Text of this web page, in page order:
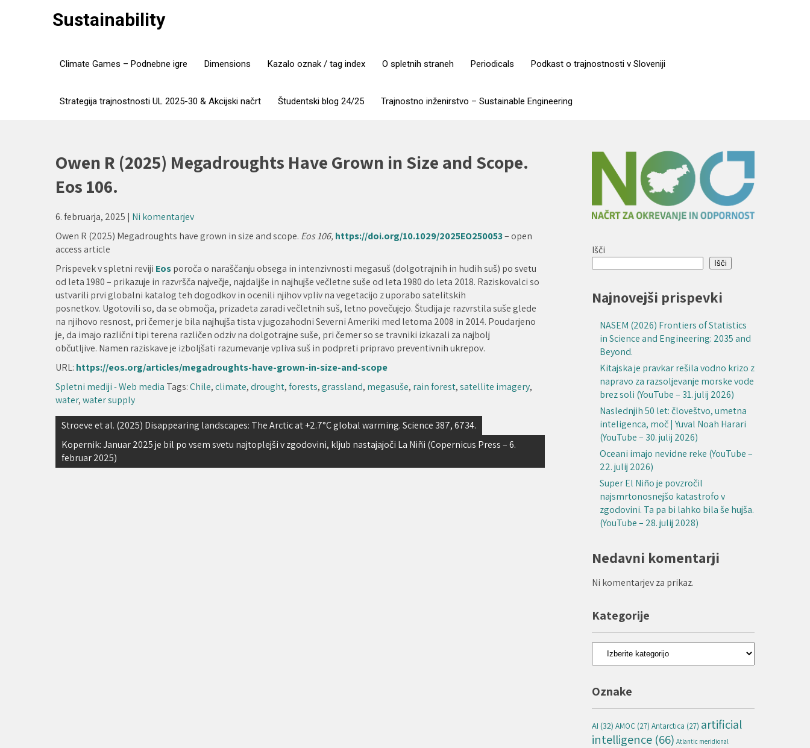
Sustainability
Climate Games – Podnebne igre Dimensions Kazalo oznak / tag index O spletnih straneh Periodicals Podkast o trajnostnosti v Sloveniji
Strategija trajnostnosti UL 2025-30 & Akcijski načrt Študentski blog 24/25 Trajnostno inženirstvo – Sustainable Engineering
Owen R (2025) Megadroughts Have Grown in Size and Scope.
Eos 106.
6. februarja, 2025 | Ni komentarjev
Owen R (2025) Megadroughts have grown in size and scope. Eos 106, https://doi.org/10.1029/2025EO250053– open
access article
Prispevek v spletni reviji Eosporoča o naraščanju obsega in intenzivnosti megasuš (dolgotrajnih in hudih suš) po svetu
od leta 1980 – prikazuje in razvršča največje, najdaljše in najhujše večletne suše od leta 1980 do leta 2018. Raziskovalci so
ustvarili prvi globalni katalog teh dogodkov in ocenili njihov vpliv na vegetacijo z uporabo satelitskih
posnetkov. Ugotovili so, da se območja, prizadeta zaradi večletnih suš, letno povečujejo. Študija je razvrstila suše glede
na njihovo resnost, pri čemer je bila najhujša tista v jugozahodni Severni Ameriki med letoma 2008 in 2014. Poudarjeno
je, da imajo različni tipi terena različen odziv na dolgotrajne suše, pri čemer so se travniki izkazali za najbolj
občutljive. Namen raziskave je izboljšati razumevanje vpliva suš in podpreti pripravo preventivnih ukrepov.
URL: https://eos.org/articles/megadroughts-have-grown-in-size-and-scope
Spletni mediji - Web media Tags:Chile,climate,drought,forests,grassland, megasuše, rain forest,satellite imagery,
water,water supply
Navigacija
prispevka
Stroeve et al. (2025) Disappearing landscapes: The Arctic at +2.7°C global warming. Science 387, 6734.
Kopernik: Januar 2025 je bil po vsem svetu najtoplejši v zgodovini, kljub nastajajoči La Niñi (Copernicus Press – 6.
februar 2025)
Išči
Išči
Najnovejši prispevki
NASEM (2026) Frontiers of Statistics
in Science and Engineering: 2035 and
Beyond.
Kitajska je pravkar rešila vodno krizo z
napravo za razsoljevanje morske vode
brez soli (YouTube – 31. julij 2026)
Naslednjih 50 let: človeštvo, umetna
inteligenca, moč | Yuval Noah Harari
(YouTube – 30. julij 2026)
Oceani imajo nevidne reke (YouTube –
22. julij 2026)
Super El Niño je povzročil
najsmrtonosnejšo katastrofo v
zgodovini. Ta pa bi lahko bila še hujša.
(YouTube – 28. julij 2028)
Nedavni komentarji
Ni komentarjev za prikaz.
Kategorije
Kategorije
Oznake
AI (32) AMOC (27) Antarctica (27) artificial
intelligence (66) Atlantic meridional